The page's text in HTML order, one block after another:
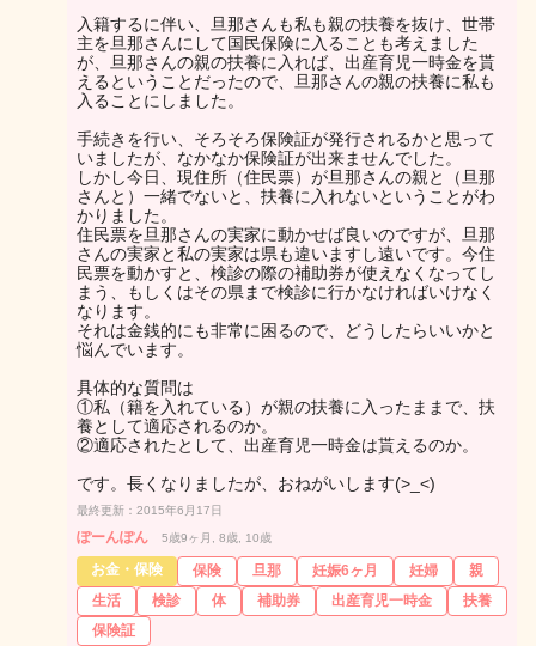
入籍するに伴い、旦那さんも私も親の扶養を抜け、世帯
主を旦那さんにして国民保険に入ることも考えました
が、旦那さんの親の扶養に入れば、出産育児一時金を貰
えるということだったので、旦那さんの親の扶養に私も
入ることにしました。
手続きを行い、そろそろ保険証が発行されるかと思って
いましたが、なかなか保険証が出来ませんでした。
しかし今日、現住所（住民票）が旦那さんの親と（旦那
さんと）一緒でないと、扶養に入れないということがわ
かりました。
住民票を旦那さんの実家に動かせば良いのですが、旦那
さんの実家と私の実家は県も違いますし遠いです。今住
民票を動かすと、検診の際の補助券が使えなくなってし
まう、もしくはその県まで検診に行かなければいけなく
なります。
それは金銭的にも非常に困るので、どうしたらいいかと
悩んでいます。
具体的な質問は
①私（籍を入れている）が親の扶養に入ったままで、扶
養として適応されるのか。
②適応されたとして、出産育児一時金は貰えるのか。
です。長くなりましたが、おねがいします(>_<)
最終更新：2015年6月17日
ぽーんぽん 5歳9ヶ月, 8歳, 10歳
お金・保険 保険 旦那 妊娠6ヶ月 妊婦
親
生活
検診 体 補助券 出産育児一時金
扶養
保険証